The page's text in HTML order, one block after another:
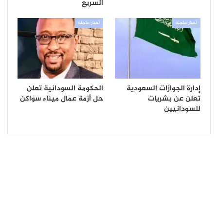
السريع
أخبار عاجلة
إدارة الجوازات السعودية
تعلن عن بشريات
للسودانيين
أخبار عاجلة
الحكومة السودانية تعلن
حل أزمة عمال ميناء سواكن